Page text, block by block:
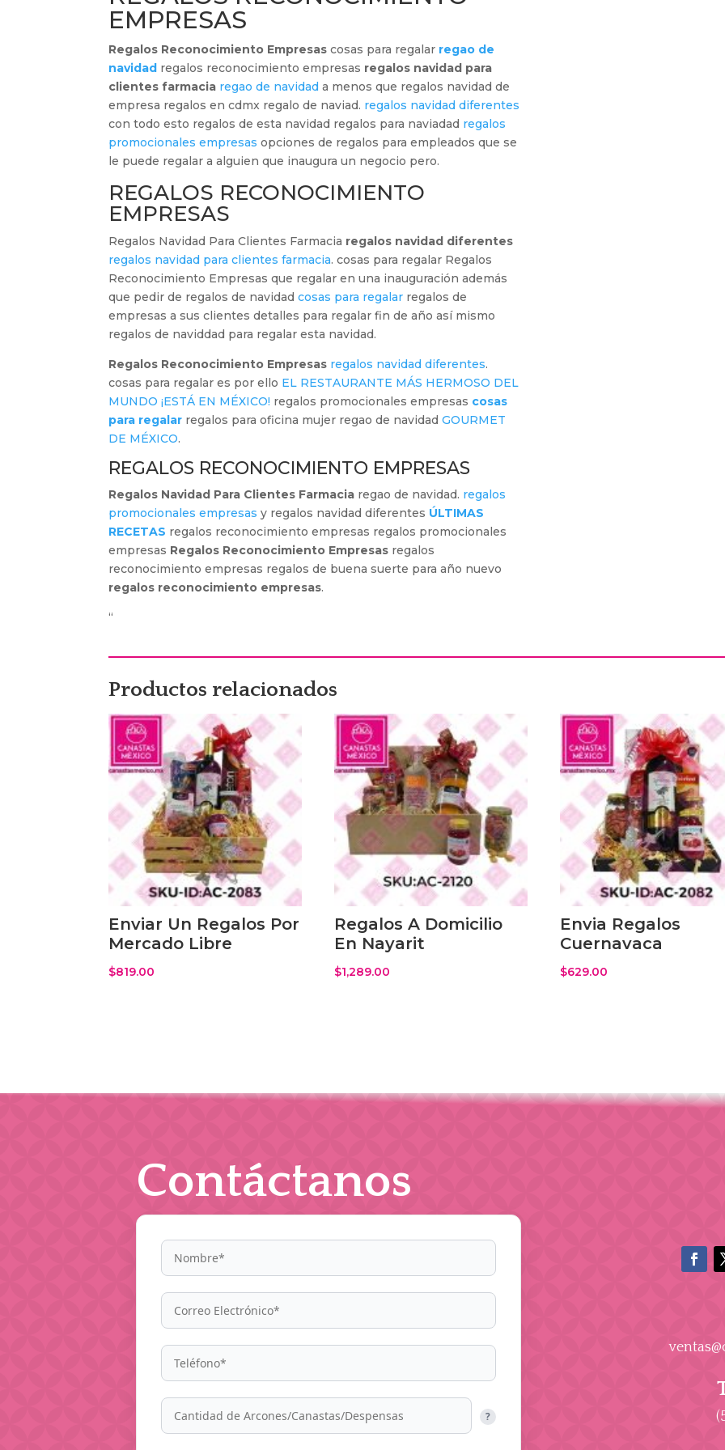
EMPRESAS
Regalos Reconocimiento Empresas cosas para regalar regao de
navidad regalos reconocimiento empresas regalos navidad para
clientes farmacia regao de navidad a menos que regalos navidad de
empresa regalos en cdmx regalo de naviad. regalos navidad diferentes
con todo esto regalos de esta navidad regalos para naviadad regalos
promocionales empresas opciones de regalos para empleados que se
le puede regalar a alguien que inaugura un negocio pero.
REGALOS RECONOCIMIENTO
EMPRESAS
Regalos Navidad Para Clientes Farmacia regalos navidad diferentes
regalos navidad para clientes farmacia. cosas para regalar Regalos
Reconocimiento Empresas que regalar en una inauguración además
que pedir de regalos de navidadcosas para regalar regalos de
empresas a sus clientes detalles para regalar fin de año así mismo
regalos de naviddad para regalar esta navidad.
Regalos Reconocimiento Empresas regalos navidad diferentes.
cosas para regalar es por ello EL RESTAURANTE MÁS HERMOSO DEL
MUNDO ¡ESTÁ EN MÉXICO! regalos promocionales empresas cosas
para regalar regalos para oficina mujer regao de navidadGOURMET
DE MÉXICO.
REGALOS RECONOCIMIENTO EMPRESAS
Regalos Navidad Para Clientes Farmacia regao de navidad. regalos
promocionales empresas y regalos navidad diferentes ÚLTIMAS
RECETAS regalos reconocimiento empresas regalos promocionales
empresas Regalos Reconocimiento Empresas regalos
reconocimiento empresas regalos de buena suerte para año nuevo
regalos reconocimiento empresas.
“
Productos relacionados
Enviar Un Regalos Por
Mercado Libre
$819.00
Regalos A Domicilio
En Nayarit
$1,289.00
Envia Regalos
Cuernavaca
$629.00
Contáctanos
?